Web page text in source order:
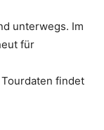
unterwegs. Im
für
findet